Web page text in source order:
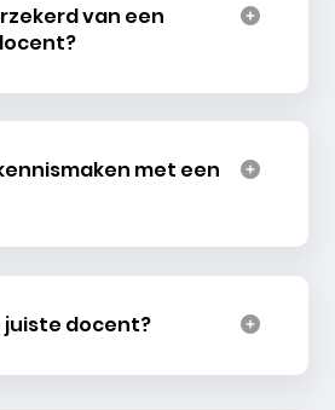
van een
met een
juiste docent?